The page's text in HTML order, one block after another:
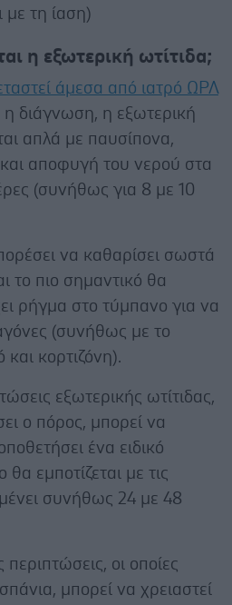
με τη ίαση)
η εξωτερική ωτίτιδα;
άμεσα από ιατρό ΩΡΛ
η διάγνωση, η εξωτερική
απλά με παυσίπονα,
αποφυγή του νερού στα
(συνήθως για 8 με 10
να καθαρίσει σωστά
το πιο σημαντικό θα
ρήγμα στο τύμπανο για να
(συνήθως με το
και κορτιζόνη).
εξωτερικής ωτίτιδας,
ο πόρος, μπορεί να
ένα ειδικό
εμποτίζεται με τις
συνήθως 24 με 48
οι οποίες
μπορεί να χρειαστεί